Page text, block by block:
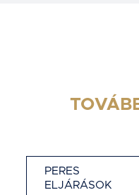
PERES
ELJÁRÁSOK